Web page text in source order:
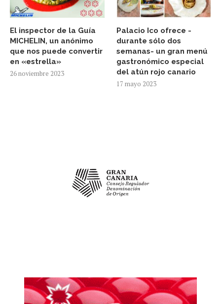
El inspector de la Guía
MICHELIN, un anónimo
que nos puede convertir
en «estrella»
26 noviembre 2023
Palacio Ico ofrece -
durante sólo dos
semanas- un gran menú
gastronómico especial
del atún rojo canario
17 mayo 2023